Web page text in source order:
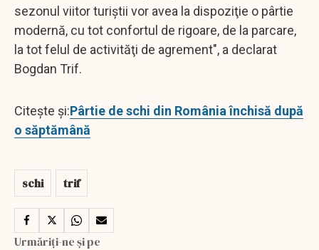
sezonul viitor turiştii vor avea la dispoziţie o pârtie
modernă, cu tot confortul de rigoare, de la parcare,
la tot felul de activităţi de agrement", a declarat
Bogdan Trif.
Citește și:Pârtie de schi din România închisă după
o săptămână
schi trif
Urmăriți-ne și pe